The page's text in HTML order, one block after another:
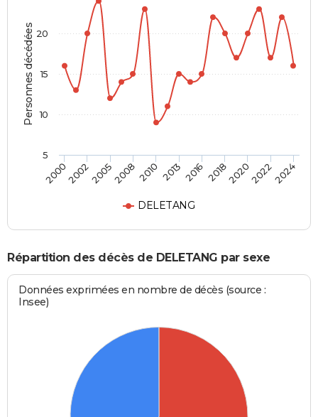
Personnes décédées
DELETANG
20002002200520082010 2013 2016 2018202020222024
5
10
15
20
Répartition des décès de DELETANG par sexe
Données exprimées en nombre de décès (source :
Insee)